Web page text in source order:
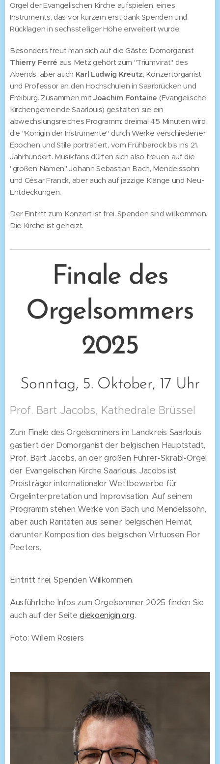
Orgel der Evangelischen Kirche aufspielen, eines
Instruments, das vor kurzem erst dank Spenden und
Rücklagen in sechsstelliger Höhe erweitert wurde.
Besonders freut man sich auf die Gäste: Domorganist
Thierry Ferré aus Metz gehört zum "Triumvirat" des
Abends, aber auch Karl Ludwig Kreutz, Konzertorganist
und Professor an den Hochschulen in Saarbrücken und
Freiburg. Zusammen mitJoachim Fontaine (Evangelische
Kirchengemeinde Saarlouis) gestalten sie ein
abwechslungsreiches Programm: dreimal 45 Minuten wird
die "Königin der Instrumente" durch Werke verschiedener
Epochen und Stile porträtiert, vom Frühbarock bis ins 21.
Jahrhundert. Musikfans dürfen sich also freuen auf die
"großen Namen" Johann Sebastian Bach, Mendelssohn
und César Franck, aber auch auf jazzige Klänge und Neu-
Entdeckungen.
Der Eintritt zum Konzert ist frei. Spenden sind willkommen.
Die Kirche ist geheizt.
Finale des
Orgelsommers
2025
Sonntag, 5. Oktober, 17 Uhr
Prof. Bart Jacobs, Kathedrale Brüssel
​Zum Finale des Orgelsommers im Landkreis Saarlouis
gastiert der Domorganist der belgischen Hauptstadt,
Prof. Bart Jacobs, an der großen Führer-Skrabl-Orgel
der Evangelischen Kirche Saarlouis. Jacobs ist
Preisträger internationaler Wettbewerbe für
Orgelinterpretation und Improvisation. Auf seinem
Programm stehen Werke von Bach und Mendelssohn,
aber auch Raritäten aus seiner belgischen Heimat,
darunter Komposition des belgischen Virtuosen Flor
Peeters.
Eintritt frei, Spenden Willkommen.
Ausführliche Infos zum Orgelsommer 2025 finden Sie
auch auf der Seitediekoenigin.org.
Foto: Willem Rosiers